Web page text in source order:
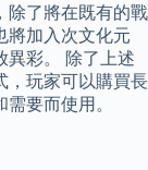
除了將在既有的戰
將加入次文化元
異彩。 除了上述
，玩家可以購買長
要而使用。